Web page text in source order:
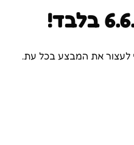
לעצור את המבצע בכל עת.